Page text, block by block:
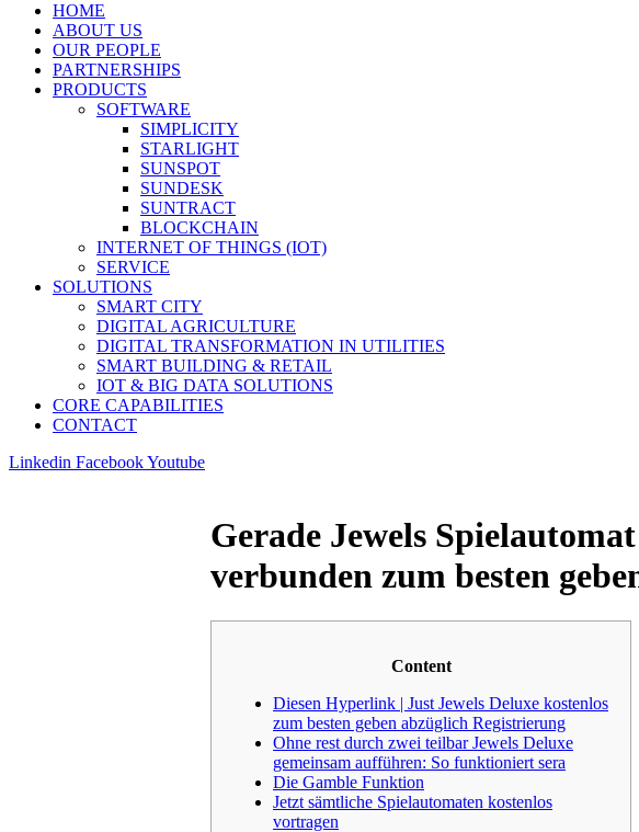
HOME
ABOUT US
OUR PEOPLE
PARTNERSHIPS
PRODUCTS
SOFTWARE
SIMPLICITY
STARLIGHT
SUNSPOT
SUNDESK
SUNTRACT
BLOCKCHAIN
INTERNET OF THINGS (IOT)
SERVICE
SOLUTIONS
SMART CITY
DIGITAL AGRICULTURE
DIGITAL TRANSFORMATION IN UTILITIES
SMART BUILDING & RETAIL
IOT & BIG DATA SOLUTIONS
CORE CAPABILITIES
CONTACT
Linkedin FacebookYoutube
Gerade Jewels
verbunden zum besten
Content
Diesen Hyperlink | Just Jewels Deluxe kostenlos
zum besten geben abzüglich Registrierung
Ohne rest durch zwei teilbar Jewels Deluxe
gemeinsam aufführen: So funktioniert sera
Die Gamble Funktion
Jetzt sämtliche Spielautomaten kostenlos
vortragen